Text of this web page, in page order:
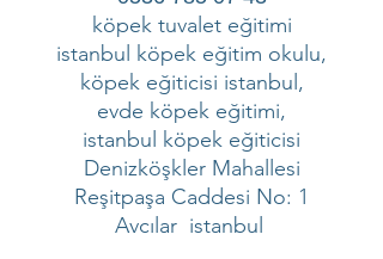
köpek tuvalet eğitimi
istanbul köpek eğitim okulu,
köpek eğiticisi istanbul,
evde köpek eğitimi,
istanbul köpek eğiticisi
Denizköşkler Mahallesi
Reşitpaşa Caddesi No: 1
Avcılar istanbul